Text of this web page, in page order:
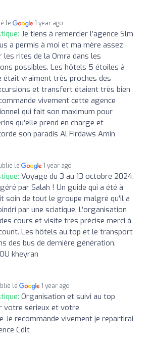
le 1 year ago
Je tiens à remercier l’agence Slm
a permis à moi et ma mère assez
les rites de la Omra dans les
possibles. Les hôtels 5 étoiles à
était vraiment très proches des
et transfert étaient très bien
vivement cette agence
qui fait son maximum pour
qu’elle prend en charge et
son paradis Al Firdaws Amin
le 1 year ago
Voyage du 3 au 13 octobre 2024.
par Salah ! Un guide qui a été à
soin de tout le groupe malgré qu'il a
par une sciatique. L'organisation
cours et visite très précise merci à
Les hôtels au top et le transport
des bus de dernière génération.
kheyran
le 1 year ago
Organisation et suivi au top
votre sérieux et votre
Je recommande vivement je repartirai
Cdlt